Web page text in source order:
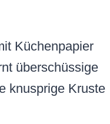
Küchenpapier
überschüssige
knusprige Kruste